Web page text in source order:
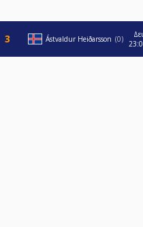
Ástvaldur Heiðarsson 0